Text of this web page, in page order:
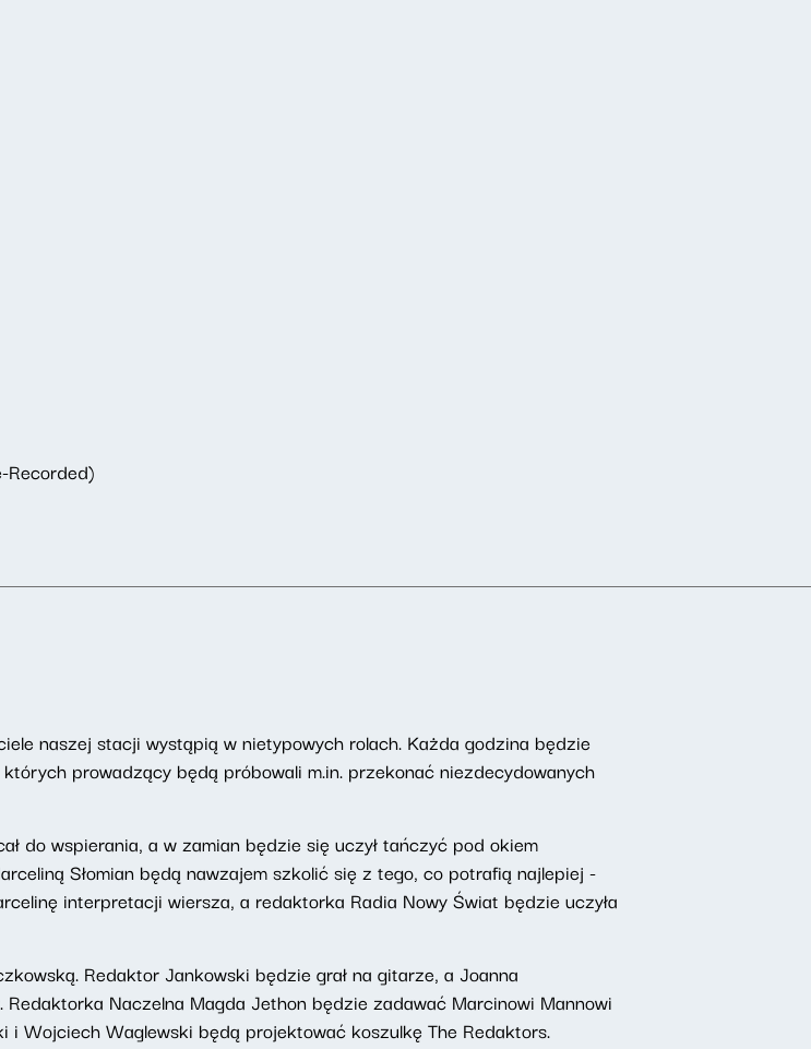
Recorded)
naszej stacji wystąpią w nietypowych rolach. Każda godzina będzie
prowadzący będą próbowali m.in. przekonać niezdecydowanych
do wspierania, a w zamian będzie się uczył tańczyć pod okiem
Słomian będą nawzajem szkolić się z tego, co potrafią najlepiej -
interpretacji wiersza, a redaktorka Radia Nowy Świat będzie uczyła
Redaktor Jankowski będzie grał na gitarze, a Joanna
Naczelna Magda Jethon będzie zadawać Marcinowi Mannowi
Wojciech Waglewski będą projektować koszulkę The Redaktors.